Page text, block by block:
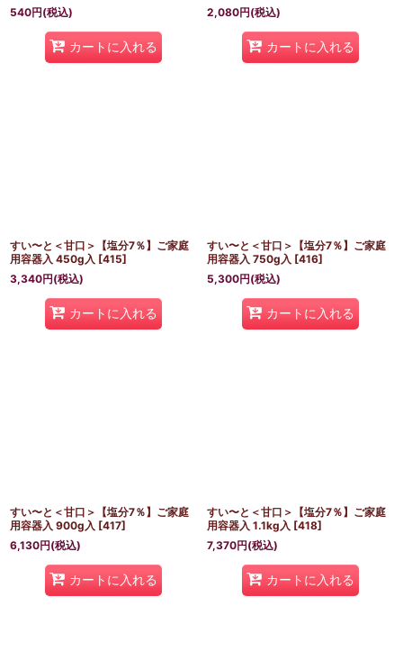
540円(税込)
カートに入れる
2,080円(税込)
カートに入れる
すい〜と＜甘口＞【塩分7％】ご家庭
用容器入 450g入 [415]
3,340円(税込)
カートに入れる
すい〜と＜甘口＞【塩分7％】ご家庭
用容器入 750g入 [416]
5,300円(税込)
カートに入れる
すい〜と＜甘口＞【塩分7％】ご家庭
用容器入 900g入 [417]
6,130円(税込)
カートに入れる
すい〜と＜甘口＞【塩分7％】ご家庭
用容器入 1.1kg入 [418]
7,370円(税込)
カートに入れる